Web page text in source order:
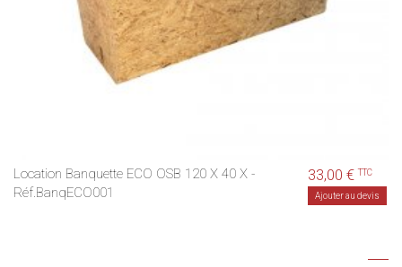
Location Banquette ECO OSB 120 X 40 X -
Réf.BanqECO001
33,00 €TTC
Ajouter au devis